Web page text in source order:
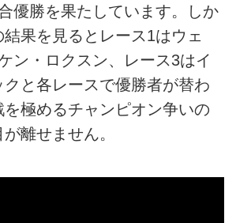
優勝を果たしています。しか
結果を見るとレース1はウェ
ン・ロクスン、レース3はイ
と各レースで優勝者が替わ
を極めるチャンピオン争いの
離せません。